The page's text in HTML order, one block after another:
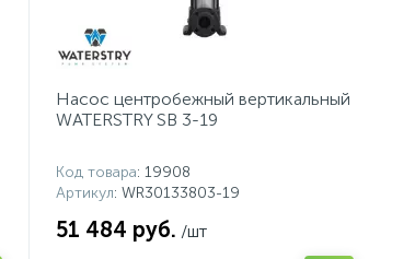
Насос центробежный вертикальный
WATERSTRY SB 3-19
Код товара: 19908
Артикул: WR30133803-19
51 484 руб. /шт